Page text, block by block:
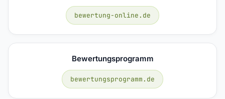
bewertung-online.de
Bewertungsprogramm
bewertungsprogramm.de